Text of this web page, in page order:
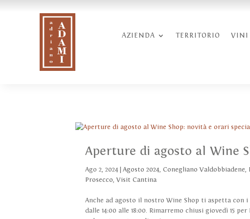
AZIENDA TERRITORIO VINI
Aperture di agosto al Wine
Ago 2, 2024 |Agosto 2024,Conegliano Valdobbiadene,
Prosecco,Visit Cantina
Anche ad agosto il nostro Wine Shop ti aspetta con
dalle 14:00 alle 18:00. Rimarremo chiusi giovedì 15